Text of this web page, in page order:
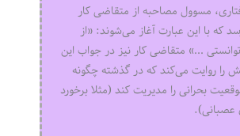
مسوول مصاحبه از متقاضی کار
که با این عبارت آغاز می‌شوند: «از
…» متقاضی کار نیز در جواب این
را روایت می‌کند که در گذشته چگونه
بحرانی را مدیریت کند (مثلا برخورد